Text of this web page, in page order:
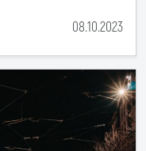
08.10.2023